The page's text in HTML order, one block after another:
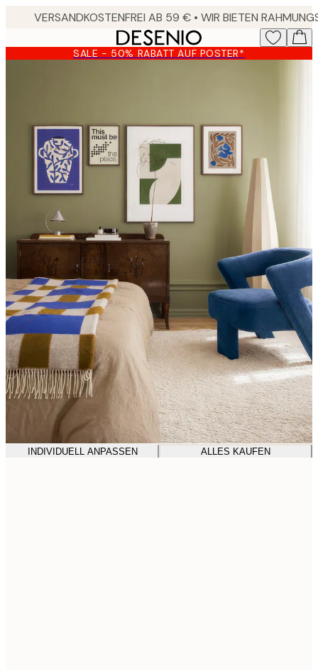
content.
SALE - 50% RABATT AUF POSTER*
INDIVIDUELL ANPASSEN ALLES KAUFEN